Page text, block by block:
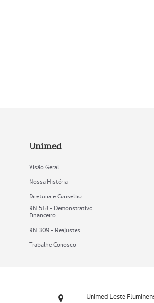
Unimed
Visão Geral
Nossa História
Diretoria e Conselho
RN 518 - Demonstrativo
Financeiro
RN 309 - Reajustes
Trabalhe Conosco
Unimed Leste